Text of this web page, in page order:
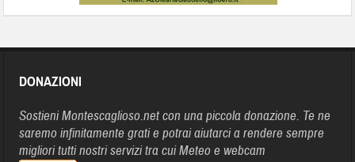
DONAZIONI
Sostieni Montescaglioso.net con una piccola donazione. Te ne
saremo infinitamente grati e potrai aiutarci a rendere sempre
migliori tutti nostri servizi tra cui Meteo e webcam